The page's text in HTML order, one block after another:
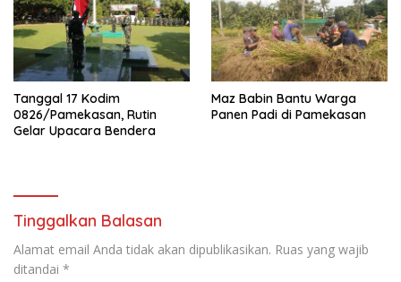
Tanggal 17 Kodim
0826/Pamekasan, Rutin
Gelar Upacara Bendera
Maz Babin Bantu Warga
Panen Padi di Pamekasan
Tinggalkan Balasan
Alamat email Anda tidak akan dipublikasikan. Ruas yang wajib
ditandai *